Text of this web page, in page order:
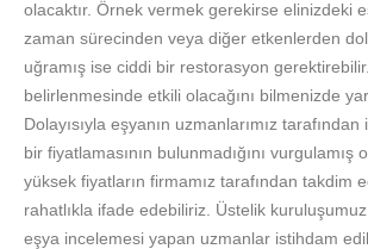
olacaktır. Örnek vermek gerekirse elinizdeki
zaman sürecinden veya diğer etkenlerden
uğramış ise ciddi bir restorasyon
belirlenmesinde etkili olacağını bilmenizde
Dolayısıyla eşyanın uzmanlarımız
bir fiyatlamasının bulunmadığını vurgulamış
yüksek fiyatların firmamız tarafından takdim
rahatlıkla ifade edebiliriz. Üstelik
eşya incelemesi yapan uzmanlar istihdam